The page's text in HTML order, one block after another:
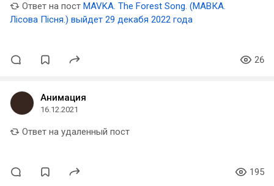
Ответ на пост MAVKA. The Forest Song. (МАВКА.
Лісова Пісня.) выйдет 29 декабя 2022 года
26
Анимация
16.12.2021
Ответ на удаленный пост
195